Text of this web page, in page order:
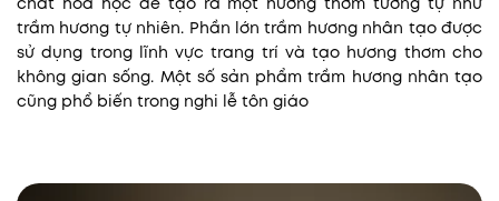
trầm hương tự nhiên. Phần lớn trầm hương nhân tạo được
sử dụng trong lĩnh vực trang trí và tạo hương thơm cho
không gian sống. Một số sản phẩm trầm hương nhân tạo
cũng phổ biến trong nghi lễ tôn giáo